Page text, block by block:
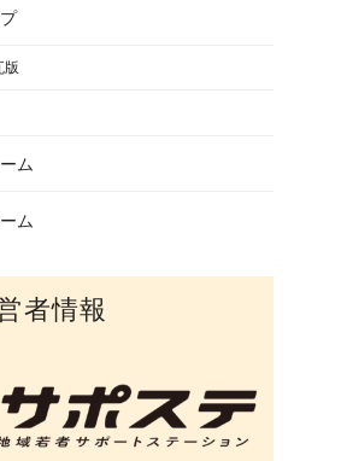
版
ム
ム
者情報